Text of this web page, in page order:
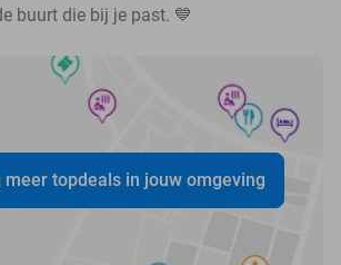
buurt die bij je past. 💙
meer topdeals in jouw omgeving